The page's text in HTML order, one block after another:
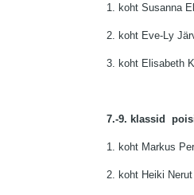
1. koht Susanna
2. koht Eve-Ly
3. koht Elisabeth
7.-9. klassid
1. koht Markus
2. koht Heiki